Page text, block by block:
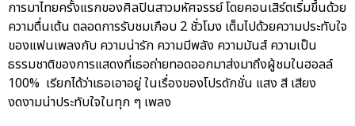
การมาไทยครั้งแรกของศิลปินสาวมหัศจรรย์ โดยคอนเสิร์ตเริ่มขึ้นด้วย
ความตื่นเต้น ตลอดการรับชมเกือบ 2 ชั่วโมง เต็มไปด้วยความประทับใจ
ของแฟนเพลงกับ ความน่ารัก ความมีพลัง ความมันส์ ความเป็น
ธรรมชาติของการแสดงที่เธอถ่ายทอดออกมาส่งมาถึงผู้ชมในฮอลล์
100% เรียกได้ว่าเธอเอาอยู่ ในเรื่องของโปรดักชั่น แสง สี เสียง
งดงามน่าประทับใจในทุก ๆ เพลง